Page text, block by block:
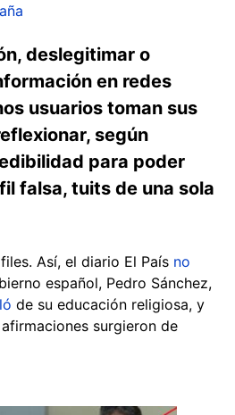
deslegitimar o
en redes
usuarios toman sus
según
para poder
falsa, tuits de una sola
Así, el diario El País no
español, Pedro Sánchez,
de su educación religiosa, y
surgieron de